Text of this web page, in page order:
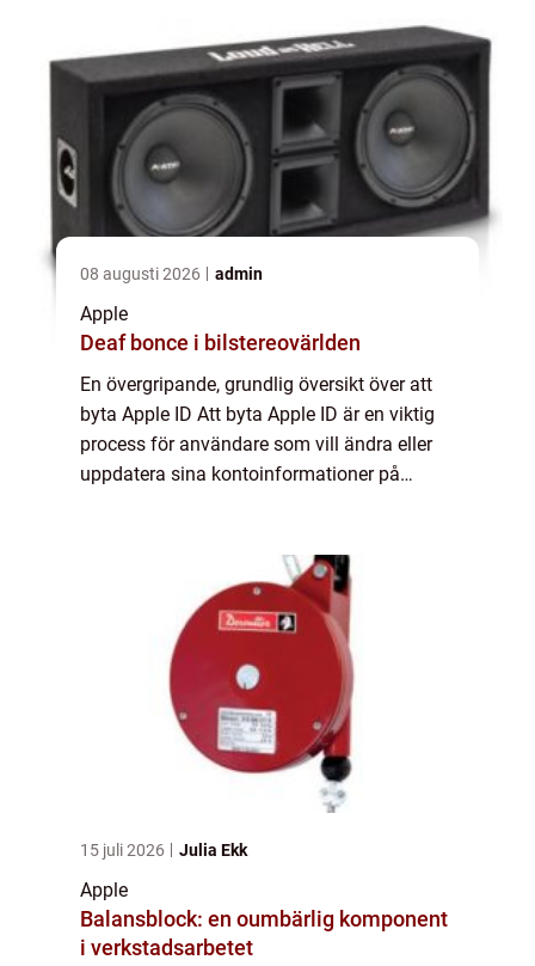
08 augusti 2026 admin
Apple
Deaf bonce i bilstereovärlden
En övergripande, grundlig översikt över att
byta Apple ID Att byta Apple ID är en viktig
process för användare som vill ändra eller
uppdatera sina kontoinformationer på
15 juli 2026 Julia Ekk
Apple
Balansblock: en oumbärlig komponent
i verkstadsarbetet